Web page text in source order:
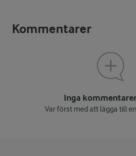
Kommentarer
Inga
Var först med att lägga till